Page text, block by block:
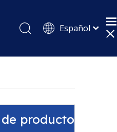
Español
Pусский
producto